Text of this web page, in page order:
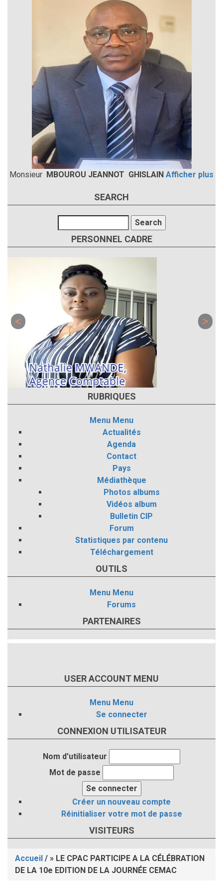
Monsieur MBOUROU JEANNOT GHISLAIN Afficher plus
SEARCH
PERSONNEL CADRE
RUBRIQUES
Menu Menu
Actualités
Agenda
Contact
Pays
Médiathèque
Photos albums
Vidéos album
Bulletin CIP
Forum
Statistiques par contenu
Téléchargement
OUTILS
Menu Menu
Forums
PARTENAIRES
USER ACCOUNT MENU
Menu Menu
Se connecter
CONNEXION UTILISATEUR
Nom d'utilisateur
Mot de passe
Créer un nouveau compte
Réinitialiser votre mot de passe
VISITEURS
Fil
Accueil /
LE CPAC PARTICIPE A LA CÉLÉBRATION
DE LA 10e EDITION DE LA JOURNÉE CEMAC